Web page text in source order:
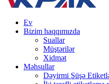
Ev
Bizim haqqımızda
Suallar
Müştərilər
Xidmət
Məhsullar
Dəyirmi Şüşə